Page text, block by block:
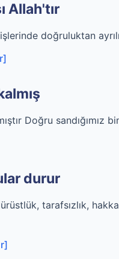
Allah'tır
doğruluktan
Doğru
durur
tarafsızlık,